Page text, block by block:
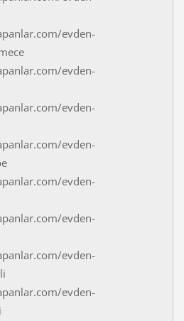
evden-
evden-
evden-
evden-
evden-
evden-
evden-
evden-